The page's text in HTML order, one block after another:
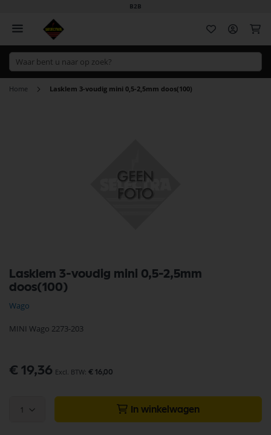
B2B
Home Lasklem 3-voudig mini 0,5-2,5mm doos(100)
Lasklem 3-voudig mini 0,5-2,5mm
doos(100)
Wago
MINI Wago 2273-203
€ 19,36 € 16,00
1 In winkelwagen
naar
het
van
afbeeldingen-